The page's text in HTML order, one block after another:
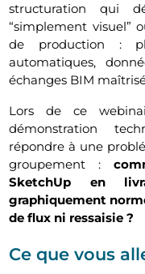
structuration qui
“simplement visuel”
de production :
automatiques,
échanges BIM
Lors de ce
démonstration
répondre à une
groupement :
SketchUp en
graphiquement
de flux ni ressaisie ?
Ce que vous